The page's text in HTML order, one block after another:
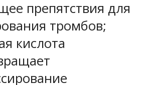
препятствия для
тромбов;
кислота